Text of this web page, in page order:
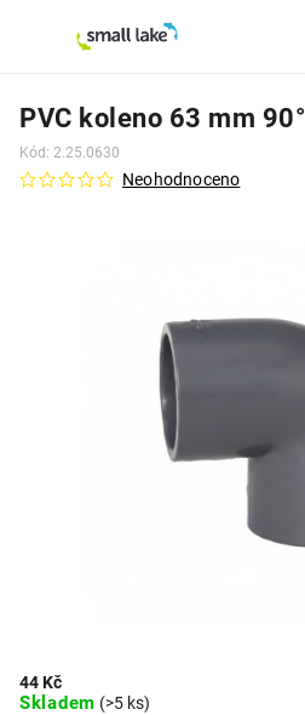
PVC koleno 63 mm 90°
Kód: 2.25.0630
Neohodnoceno
44 Kč
Skladem (>5 ks)